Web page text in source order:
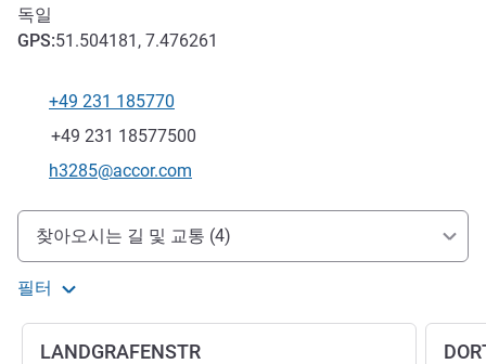
독일
GPS:51.504181, 7.476261
전화
+49 231 185770
팩스
+49 231 18577500
E-mail
h3285@accor.com
호텔 접근 및 교통
찾아오시는 길 및 교통 (4)
필터
LANDGRAFENSTR